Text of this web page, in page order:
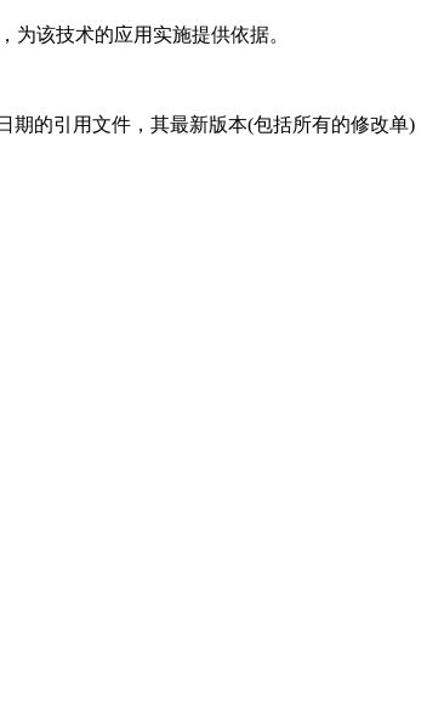
为该技术的应用实施提供依据。
期的引用文件，其最新版本(包括所有的修改单)